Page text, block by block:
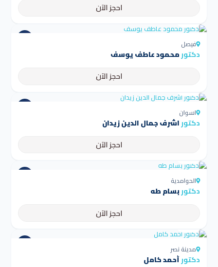
احجز الآن
فيصل
دكتورمحمود عاطف يوسف
احجز الآن
اسوان
دكتوراشرف جمال الدين زيدان
احجز الآن
الحوامدية
دكتوربسام طه
احجز الآن
مدينة نصر
دكتورأحمد كامل